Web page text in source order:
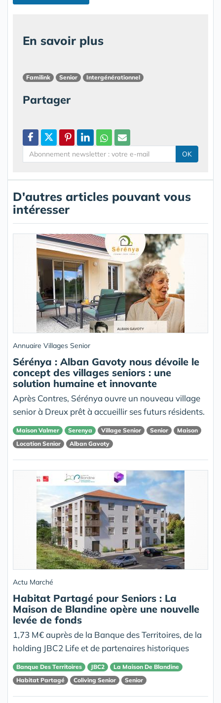
En savoir plus
Familink Senior Intergénérationnel
Partager
OK
D'autres articles pouvant vous
intéresser
Annuaire Villages Senior
Sérénya : Alban Gavoty nous dévoile le
concept des villages seniors : une
solution humaine et innovante
Après Contres, Sérénya ouvre un nouveau village
senior à Dreux prêt à accueillir ses futurs résidents.
Maison Valmer Serenya Village Senior Senior
Maison
Location Senior
Alban Gavoty
Actu Marché
Habitat Partagé pour Seniors : La
Maison de Blandine opère une nouvelle
levée de fonds
1,73 M€ auprès de la Banque des Territoires, de la
holding JBC2 Life et de partenaires historiques
Banque Des Territoires JBC2
La Maison De Blandine
Habitat Partagé
Coliving Senior Senior